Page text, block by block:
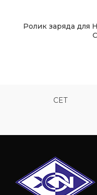
Ролик заряда для
CET